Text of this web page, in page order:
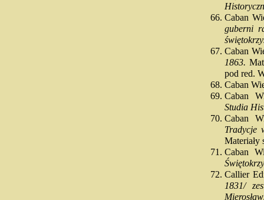
Caban
guberni
Caban
1863.
pod red.
Caban
Caban
Studia
Caban
Tradycje
Caban
Callier
1831/